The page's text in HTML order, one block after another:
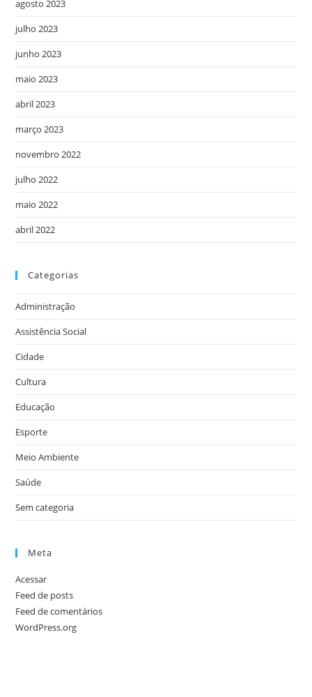
agosto 2023
julho 2023
junho 2023
maio 2023
abril 2023
março 2023
novembro 2022
julho 2022
maio 2022
abril 2022
Categorias
Administração
Assistência Social
Cidade
Cultura
Educação
Esporte
Meio Ambiente
Saúde
Sem categoria
Meta
Acessar
Feed de posts
Feed de comentários
WordPress.org